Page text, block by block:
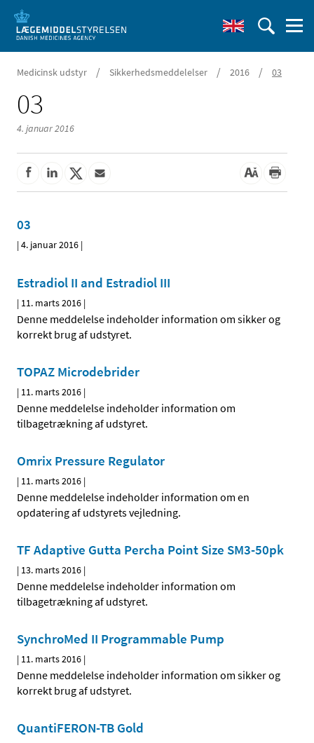
Medicinsk udstyr / Sikkerhedsmeddelelser / 2016 / 03
03
4. januar 2016
03
|4. januar 2016 |
Estradiol II and Estradiol III
| 11. marts 2016 |
Denne meddelelse indeholder information om sikker og
korrekt brug af udstyret.
TOPAZ Microdebrider
| 11. marts 2016 |
Denne meddelelse indeholder information om
tilbagetrækning af udstyret.
Omrix Pressure Regulator
| 11. marts 2016 |
Denne meddelelse indeholder information om en
opdatering af udstyrets vejledning.
TF Adaptive Gutta Percha Point Size SM3-50pk
| 13. marts 2016 |
Denne meddelelse indeholder information om
tilbagetrækning af udstyret.
SynchroMed II Programmable Pump
| 11. marts 2016 |
Denne meddelelse indeholder information om sikker og
korrekt brug af udstyret.
QuantiFERON-TB Gold